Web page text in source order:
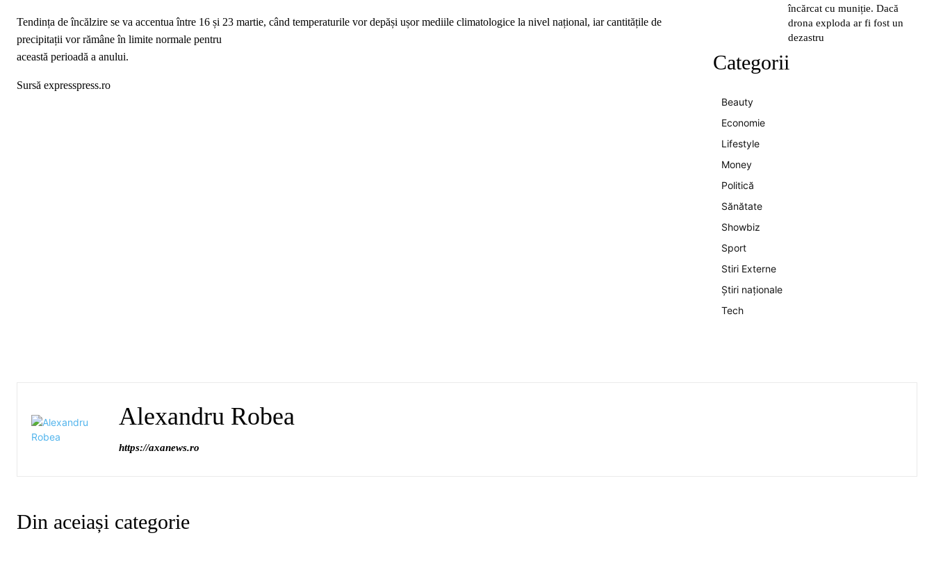
Tendința de încălzire se va accentua între 16 și 23 martie, când temperaturile vor depăși ușor mediile climatologice la nivel național, iar cantitățile de
precipitații vor rămâne în limite normale pentru
această perioadă a anului.
Sursă expresspress.ro
încărcat cu muniție. Dacă
drona exploda ar fi fost un
dezastru
Categorii
Beauty
Economie
Lifestyle
Money
Politică
Sănătate
Showbiz
Sport
Stiri Externe
Știri naționale
Tech
Alexandru Robea
https://axanews.ro
Din aceiași categorie